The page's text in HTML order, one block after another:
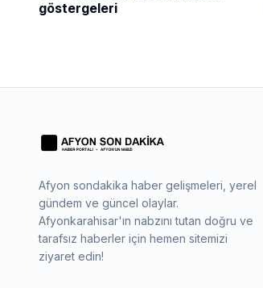
göstergeleri
Afyon sondakika haber gelişmeleri, yerel
gündem ve güncel olaylar.
Afyonkarahisar'ın nabzını tutan doğru ve
tarafsız haberler için hemen sitemizi
ziyaret edin!